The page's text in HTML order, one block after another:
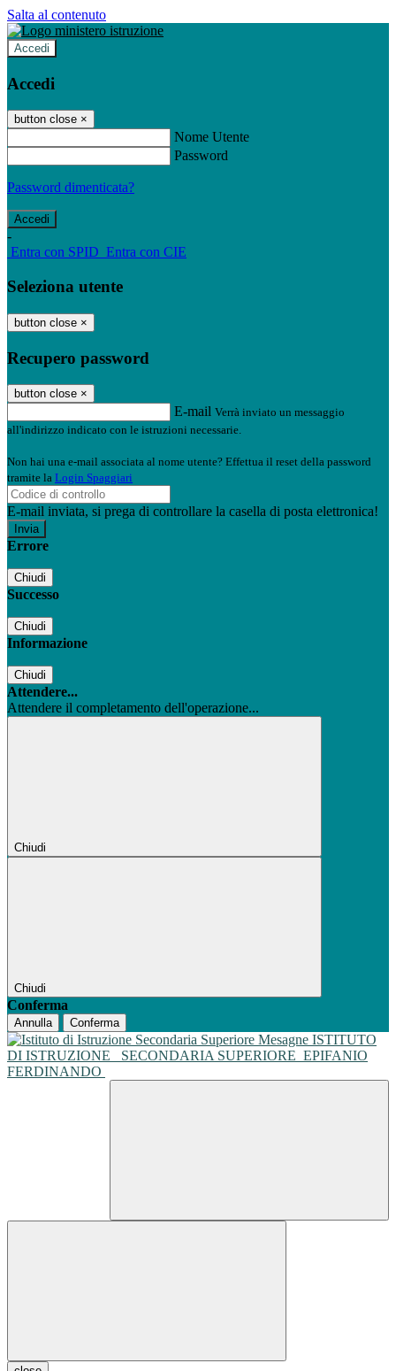
Salta al contenuto
Accedi
Accedi
button close ×
Nome Utente
Password
Password dimenticata?
-
Entra con SPID Entra con CIE
Seleziona utente
button close ×
Recupero password
button close ×
E-mail Verrà inviato un messaggio
all'indirizzo indicato con le istruzioni necessarie.
Non hai una e-mail associata al nome utente? Effettua il reset della password
tramite la Login Spaggiari
E-mail inviata, si prega di controllare la casella di posta elettronica!
Errore
Chiudi
Successo
Chiudi
Informazione
Chiudi
Attendere...
Attendere il completamento dell'operazione...
Chiudi
Chiudi
Conferma
Annulla Conferma
ISTITUTO
DI ISTRUZIONE
SECONDARIA SUPERIORE EPIFANIO
FERDINANDO